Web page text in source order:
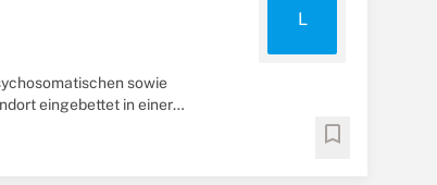
L
sowie
eingebettet in einer
bookmark